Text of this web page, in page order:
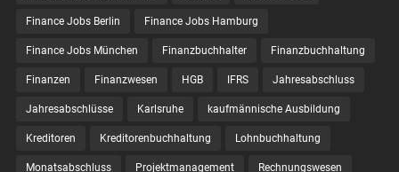
Finance Jobs Berlin Finance Jobs Hamburg
Finance Jobs München Finanzbuchhalter Finanzbuchhaltung
Finanzen Finanzwesen HGB IFRS Jahresabschluss
Jahresabschlüsse Karlsruhe kaufmännische Ausbildung
Kreditoren Kreditorenbuchhaltung Lohnbuchhaltung
Monatsabschluss Projektmanagement Rechnungswesen